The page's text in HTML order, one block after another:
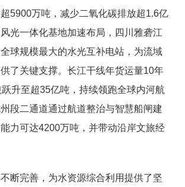
5900万吨，减少二氧化碳排放超1.6亿
光一体化基地加速布局，四川雅砻江
球规模最大的水光互补电站，为流域
了关键支撑。长江干线年货运量10年
升至超35亿吨，持续领跑全球内河航
段二通道通过航道整治与智慧船闸建
力可达4200万吨，并带动沿岸文旅经
断完善，为水资源综合利用提供了坚